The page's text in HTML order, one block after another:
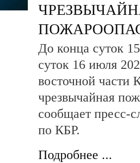
До конца суток
суток 16 июля
восточной части
чрезвычайная
сообщает
по КБР.
Подробнее ...